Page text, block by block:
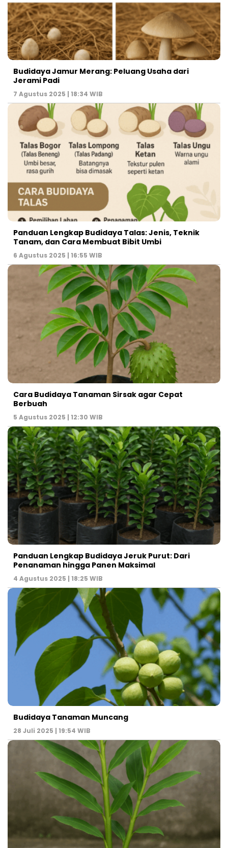
Budidaya Jamur Merang: Peluang Usaha dari
Jerami Padi
7 Agustus 2025 | 18:34 WIB
Panduan Lengkap Budidaya Talas: Jenis, Teknik
Tanam, dan Cara Membuat Bibit Umbi
6 Agustus 2025 | 16:55 WIB
Cara Budidaya Tanaman Sirsak agar Cepat
Berbuah
5 Agustus 2025 | 12:30 WIB
Panduan Lengkap Budidaya Jeruk Purut: Dari
Penanaman hingga Panen Maksimal
4 Agustus 2025 | 18:25 WIB
Budidaya Tanaman Muncang
28 Juli 2025 | 19:54 WIB